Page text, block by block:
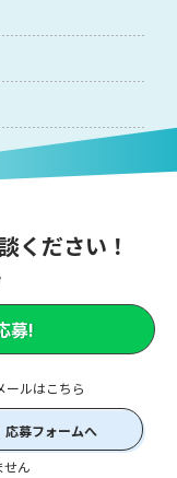
ください！
ールはこちら
応募フォームへ
せん
募!